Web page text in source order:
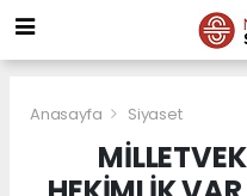
Anasayfa Siyaset